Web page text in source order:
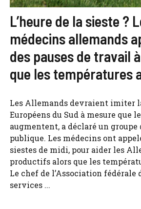
L’heure de la sieste ?
médecins allemands
des pauses de travail
que les températures
Les Allemands devraient imiter
Européens du Sud à mesure que
augmentent, a déclaré un groupe
publique. Les médecins ont
siestes de midi, pour aider les
productifs alors que les
Le chef de l’Association fédérale
services ...